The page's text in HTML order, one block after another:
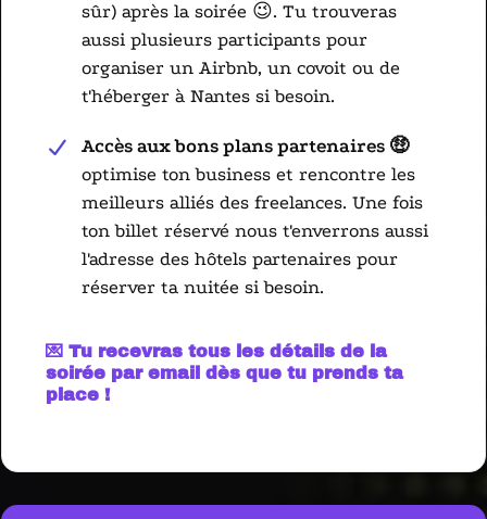
sûr) après la soirée 😉. Tu trouveras
aussi plusieurs participants pour
organiser un Airbnb, un covoit ou de
t'héberger à Nantes si besoin.
Accès aux bons plans partenaires 🤑
optimise ton business et rencontre les
meilleurs alliés des freelances. Une fois
ton billet réservé nous t'enverrons aussi
l'adresse des hôtels partenaires pour
réserver ta nuitée si besoin.
💌 Tu recevras tous les détails de la
soirée par email dès que tu prends ta
place !